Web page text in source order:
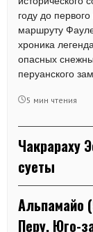
году до
маршруту
хроника
опасных
перуанского
5 мин чтения
Чакрараху
суеты
Альпамайо
Перу, Юго-